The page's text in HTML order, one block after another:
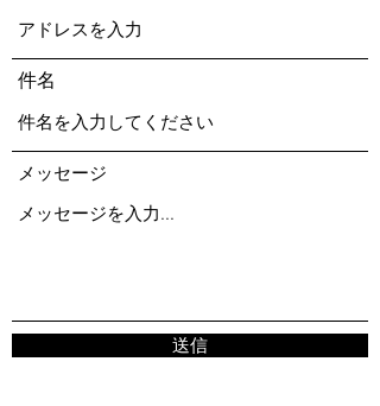
件名
メッセージ
送信